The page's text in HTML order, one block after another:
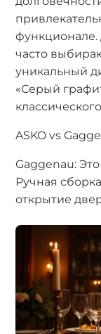
функционале.
часто
уникальный
«Серый
ASKO vs
Gaggenau:
Ручная
открытие